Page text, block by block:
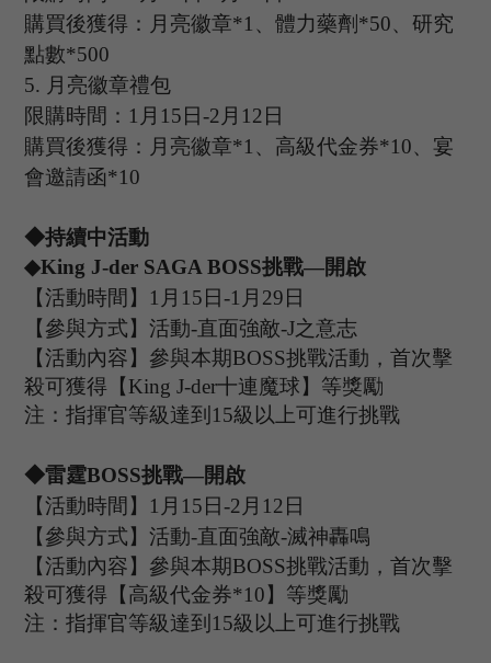
購買後獲得：月亮徽章*1、體力藥劑*50、研究
點數*500
5. 月亮徽章禮包
限購時間： 1 月 15 日-2 月 12 日
購買後獲得：月亮徽章*1、高級代金券*10、宴
會邀請函*10
◆持續中活動
◆King J-der SAGABOSS挑戰—開啟
【活動時間】 1 月 15 日-1 月 29 日
【參與方式】 活動-直面強敵-J之意志
【活動內容】參與本期BOSS挑戰活動，首次擊
殺可獲得【King J-der十連魔球】等獎勵
注：指揮官等級達到 15級以上可進行挑戰
◆雷霆BOSS挑戰—開啟
【活動時間】 1 月 15 日-2 月 12 日
【參與方式】 活動-直面強敵-滅神轟鳴
【活動內容】參與本期BOSS挑戰活動，首次擊
殺可獲得【高級代金券*10】等獎勵
注：指揮官等級達到 15級以上可進行挑戰